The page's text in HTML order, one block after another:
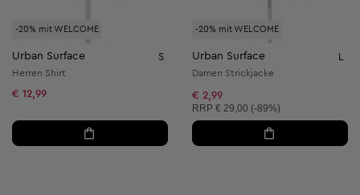
-20% mit WELCOME
Urban Surface S
Herren Shirt
€ 12,99
-20% mit WELCOME
Urban Surface L
Damen Strickjacke
€ 2,99
Unverbindliche Preisempfehlung:
RRP € 29,00 (-89%)